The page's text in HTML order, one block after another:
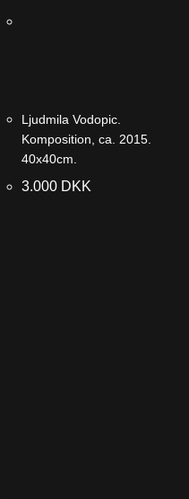
Ljudmila Vodopic.
Komposition, ca. 2015.
40x40cm.
3.000 DKK